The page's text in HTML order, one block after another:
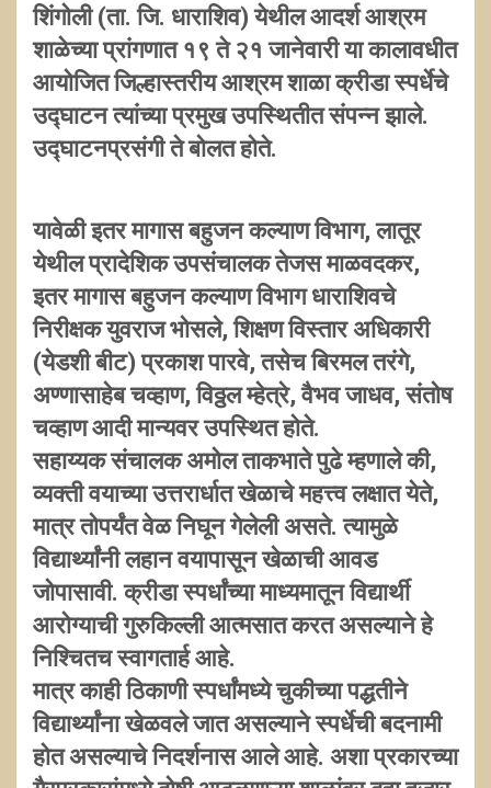
शिंगोली (ता. जि. धाराशिव) येथील आदर्श आश्रम
शाळेच्या प्रांगणात १९ ते २१ जानेवारी या कालावधीत
आयोजित जिल्हास्तरीय आश्रम शाळा क्रीडा स्पर्धेचे
उद्घाटन त्यांच्या प्रमुख उपस्थितीत संपन्न झाले.
उद्घाटनप्रसंगी ते बोलत होते.
यावेळी इतर मागास बहुजन कल्याण विभाग, लातूर
येथील प्रादेशिक उपसंचालक तेजस माळवदकर,
इतर मागास बहुजन कल्याण विभाग धाराशिवचे
निरीक्षक युवराज भोसले, शिक्षण विस्तार अधिकारी
(येडशी बीट) प्रकाश पारवे, तसेच बिरमल तरंगे,
अण्णासाहेब चव्हाण, विठ्ठल म्हेत्रे, वैभव जाधव, संतोष
चव्हाण आदी मान्यवर उपस्थित होते.
सहाय्यक संचालक अमोल ताकभाते पुढे म्हणाले की,
व्यक्ती वयाच्या उत्तरार्धात खेळाचे महत्त्व लक्षात येते,
मात्र तोपर्यंत वेळ निघून गेलेली असते. त्यामुळे
विद्यार्थ्यांनी लहान वयापासून खेळाची आवड
जोपासावी. क्रीडा स्पर्धांच्या माध्यमातून विद्यार्थी
आरोग्याची गुरुकिल्ली आत्मसात करत असल्याने हे
निश्चितच स्वागतार्ह आहे.
मात्र काही ठिकाणी स्पर्धांमध्ये चुकीच्या पद्धतीने
विद्यार्थ्यांना खेळवले जात असल्याने स्पर्धेची बदनामी
होत असल्याचे निदर्शनास आले आहे. अशा प्रकारच्या